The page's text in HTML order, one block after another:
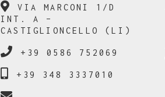
VIA MARCONI 1/D
INT. A –
CASTIGLIONCELLO (LI)
+39 0586 752069
+39 348 3337010